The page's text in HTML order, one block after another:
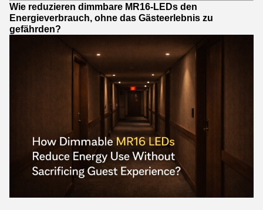
Wie reduzieren dimmbare MR16-LEDs den
Energieverbrauch, ohne das Gästeerlebnis zu
gefährden?